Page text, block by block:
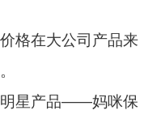
格在大公司产品来
明星产品——妈咪保